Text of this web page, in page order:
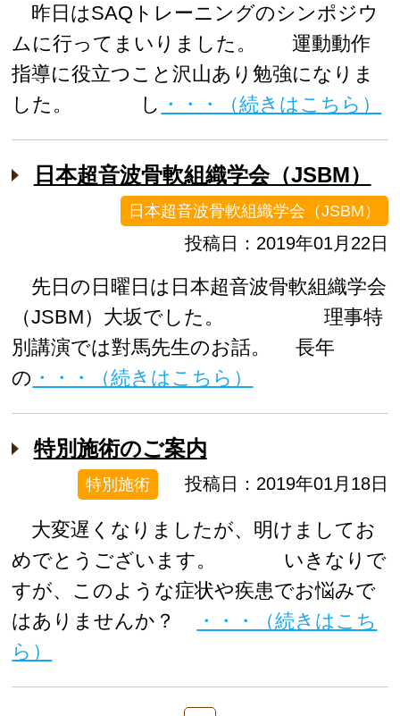
昨日はSAQトレーニングのシンポジウ
ムに行ってまいりました。 運動動作
指導に役立つこと沢山あり勉強になりま
した。 し ・・・（続きはこちら）
日本超音波骨軟組織学会（JSBM）
日本超音波骨軟組織学会（JSBM）
投稿日：2019年01月22日
先日の日曜日は日本超音波骨軟組織学会
（JSBM）大坂でした。 理事特
別講演では對馬先生のお話。 長年
の ・・・（続きはこちら）
特別施術のご案内
特別施術 投稿日：2019年01月18日
大変遅くなりましたが、明けましてお
めでとうございます。 いきなりで
すが、このような症状や疾患でお悩みで
はありませんか？
・・・（続きはこち
ら）